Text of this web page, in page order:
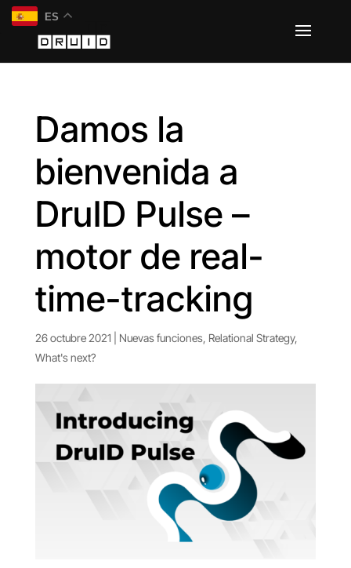
Damos la
bienvenida a
DruID Pulse –
motor de real-
time-tracking
26 octubre 2021 Nuevas funciones, Relational Strategy,
What's next?
ES